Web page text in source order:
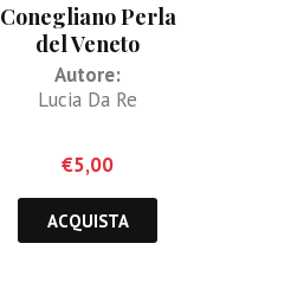
Conegliano Perla
del Veneto
Autore:
Lucia Da Re
€5,00
ACQUISTA